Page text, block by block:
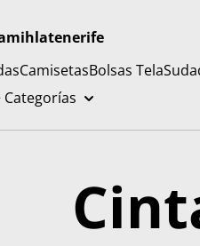
CamisetasBolsas Tela
Categorías